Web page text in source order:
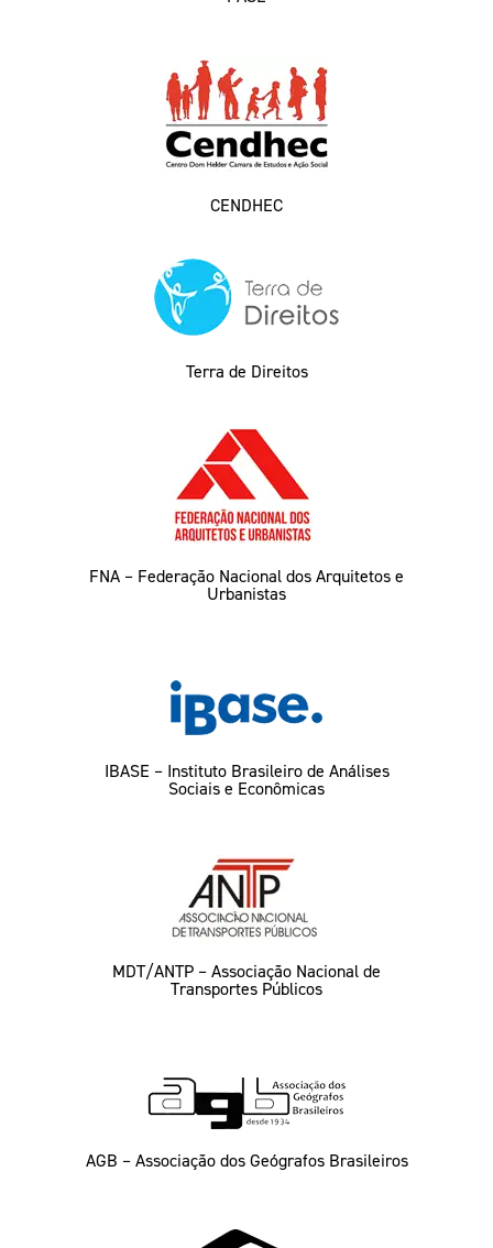
CENDHEC
Terra de Direitos
FNA – Federação Nacional dos Arquitetos e
Urbanistas
IBASE – Instituto Brasileiro de Análises
Sociais e Econômicas
MDT/ANTP – Associação Nacional de
Transportes Públicos
AGB – Associação dos Geógrafos Brasileiros